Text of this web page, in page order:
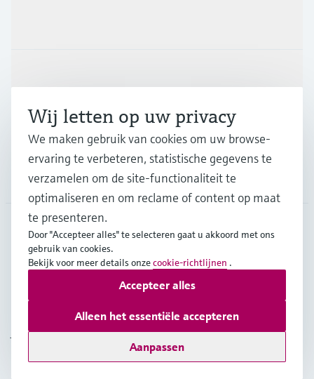
Support
Bedrijf
BEL•Nederlands
Copyright © Endress+Hauser Group Services AG
GebruiksvoorwaardenData Protection
Juridische en algemene voorwaarden
Wij letten op uw privacy
We maken gebruik van cookies om uw browse-
ervaring te verbeteren, statistische gegevens te
verzamelen om de site-functionaliteit te
optimaliseren en om reclame of content op maat
te presenteren.
Door "Accepteer alles" te selecteren gaat u akkoord met ons
gebruik van cookies.
Bekijk voor meer details onzecookie-richtlijnen .
Aanpassen
Alleen het essentiële accepteren
Accepteer alles